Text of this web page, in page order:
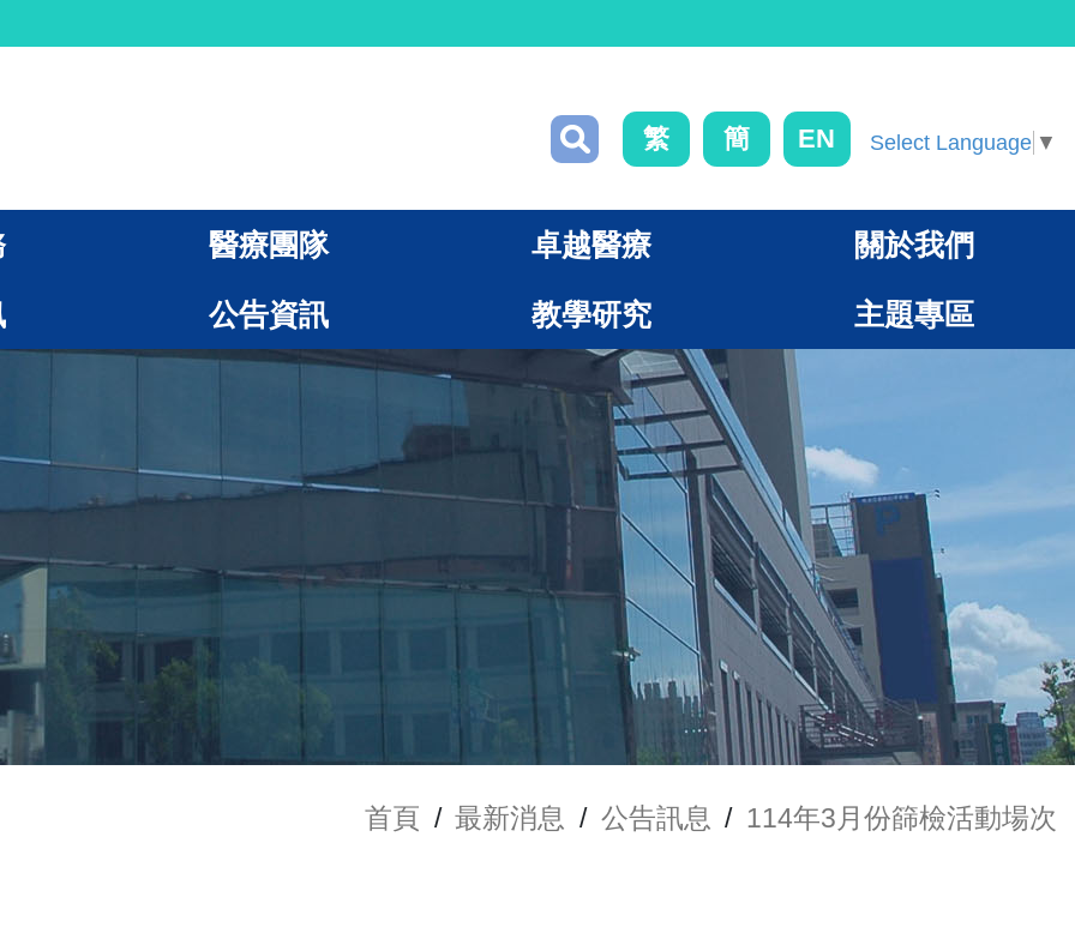
繁 簡 EN Select Language ▼
醫療團隊 卓越醫療 關於我們
公告資訊 教學研究 主題專區
首頁 / 最新消息 / 公告訊息 / 114年3月份篩檢活動場次